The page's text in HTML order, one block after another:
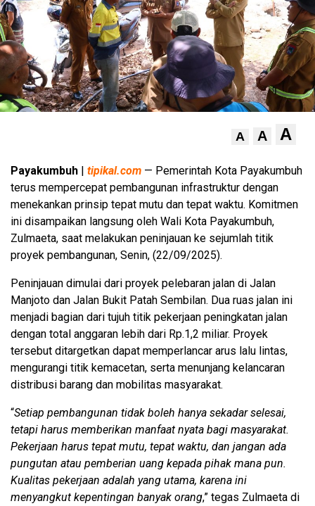
A A A
Payakumbuh | tipikal.com — Pemerintah Kota Payakumbuh
terus mempercepat pembangunan infrastruktur dengan
menekankan prinsip tepat mutu dan tepat waktu. Komitmen
ini disampaikan langsung oleh Wali Kota Payakumbuh,
Zulmaeta, saat melakukan peninjauan ke sejumlah titik
proyek pembangunan, Senin, (22/09/2025).
Peninjauan dimulai dari proyek pelebaran jalan di Jalan
Manjoto dan Jalan Bukit Patah Sembilan. Dua ruas jalan ini
menjadi bagian dari tujuh titik pekerjaan peningkatan jalan
dengan total anggaran lebih dari Rp.1,2 miliar. Proyek
tersebut ditargetkan dapat memperlancar arus lalu lintas,
mengurangi titik kemacetan, serta menunjang kelancaran
distribusi barang dan mobilitas masyarakat.
“Setiap pembangunan tidak boleh hanya sekadar selesai,
tetapi harus memberikan manfaat nyata bagi masyarakat.
Pekerjaan harus tepat mutu, tepat waktu, dan jangan ada
pungutan atau pemberian uang kepada pihak mana pun.
Kualitas pekerjaan adalah yang utama, karena ini
menyangkut kepentingan banyak orang,” tegas Zulmaeta di